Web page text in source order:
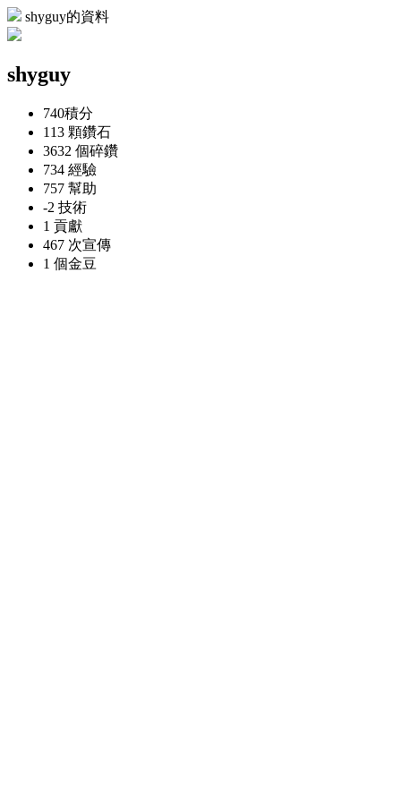
shyguy的資料
shyguy
740積分
113 顆鑽石
3632 個碎鑽
734 經驗
757 幫助
-2 技術
1 貢獻
467 次宣傳
1 個金豆